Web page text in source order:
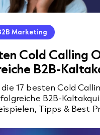
Marketing
Cold Calling
B2B-
17 besten Cold
B2B-
Tipps & Best